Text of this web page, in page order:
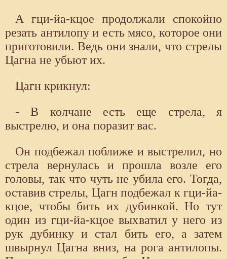
А гци-йа-кцое продолжали спокойно
резать антилопу и есть мясо, которое они
приготовили. Ведь они знали, что стрелы
Цагна не убьют их.
Цагн крикнул:
- В колчане есть еще стрела, я
выстрелю, и она поразит вас.
Он подбежал поближе и выстрелил, но
стрела вернулась и прошла возле его
головы, так что чуть не убила его. Тогда,
оставив стрелы, Цагн подбежал к гци-йа-
кцое, чтобы бить их дубинкой. Но тут
один из гци-йа-кцое выхватил у него из
рук дубинку и стал бить его, а затем
швырнул Цагна вниз, на рога антилопы.